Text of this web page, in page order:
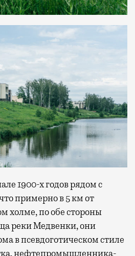
1900-х годов рядом с
примерно в 5 км от
холме, по обе стороны
реки Медвенки, они
в псевдоготическом стиле
нефтепромышленника-